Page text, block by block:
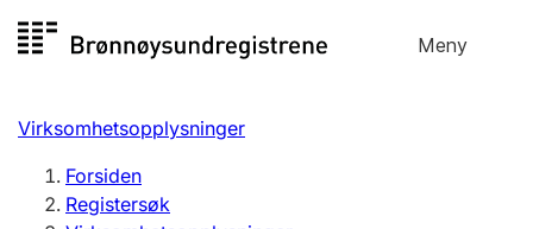
til
Meny
Registersøk
Aksjeselskap
Virksomhetsopplysninger
Forsiden
Registersøk